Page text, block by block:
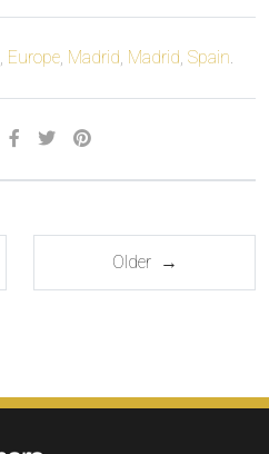
, Europe, Madrid, Madrid, Spain.
Older →